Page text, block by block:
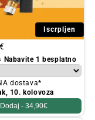
Iscrpljen
Nabavite 1 besplatno
dostava*
10. kolovoza
Dodaj - 34,90€